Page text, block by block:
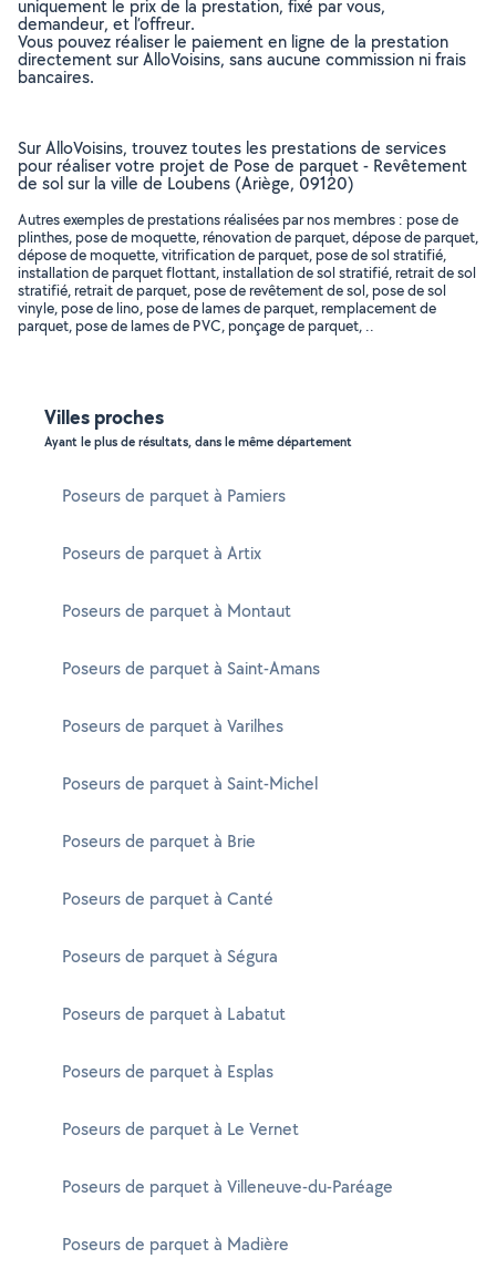
uniquement le prix de la prestation, fixé par vous,
demandeur, et l’offreur.
Vous pouvez réaliser le paiement en ligne de la prestation
directement sur AlloVoisins, sans aucune commission ni frais
bancaires.
Sur AlloVoisins, trouvez toutes les prestations de services
pour réaliser votre projet de Pose de parquet - Revêtement
de sol sur la ville de Loubens (Ariège, 09120)
Autres exemples de prestations réalisées par nos membres : pose de
plinthes, pose de moquette, rénovation de parquet, dépose de parquet,
dépose de moquette, vitrification de parquet, pose de sol stratifié,
installation de parquet flottant, installation de sol stratifié, retrait de sol
stratifié, retrait de parquet, pose de revêtement de sol, pose de sol
vinyle, pose de lino, pose de lames de parquet, remplacement de
parquet, pose de lames de PVC, ponçage de parquet, ..
Villes proches
Ayant le plus de résultats, dans le même département
Poseurs de parquet à Pamiers
Poseurs de parquet à Artix
Poseurs de parquet à Montaut
Poseurs de parquet à Saint-Amans
Poseurs de parquet à Varilhes
Poseurs de parquet à Saint-Michel
Poseurs de parquet à Brie
Poseurs de parquet à Canté
Poseurs de parquet à Ségura
Poseurs de parquet à Labatut
Poseurs de parquet à Esplas
Poseurs de parquet à Le Vernet
Poseurs de parquet à Villeneuve-du-Paréage
Poseurs de parquet à Madière